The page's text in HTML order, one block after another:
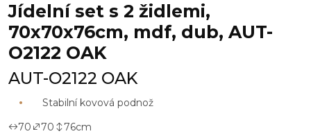
Jídelní set s 2 židlemi,
70x70x76cm, mdf, dub, AUT-
O2122 OAK
AUT-O2122 OAK
Stabilní kovová podnož
70
70 76cm